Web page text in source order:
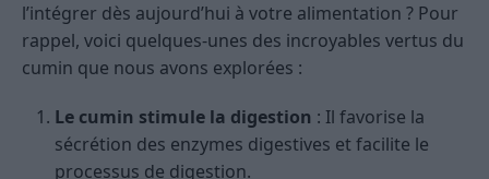
l’intégrer dès aujourd’hui à votre alimentation ? Pour
rappel, voici quelques-unes des incroyables vertus du
cumin que nous avons explorées :
Le cumin stimule la digestion : Il favorise la
sécrétion des enzymes digestives et facilite le
processus de digestion.